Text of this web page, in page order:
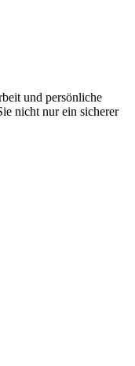
und persönliche
nicht nur ein sicherer